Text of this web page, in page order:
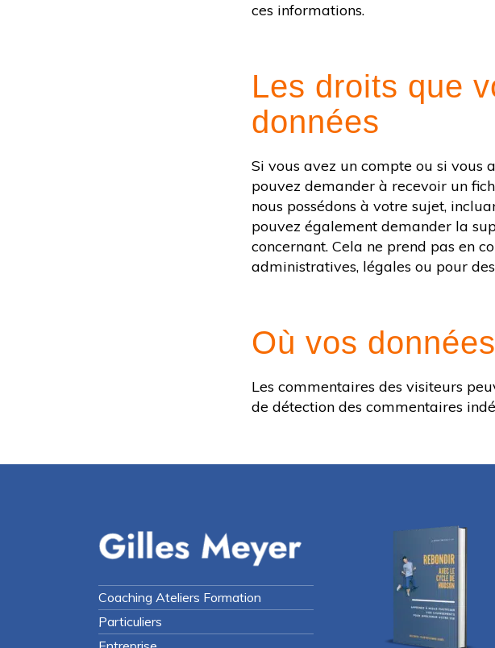
ces informations.
Les droits que
données
Si vous avez un compte ou si vous
pouvez demander à recevoir un
nous possédons à votre sujet,
pouvez également demander la
concernant. Cela ne prend pas en
administratives, légales ou pour
Où vos
Les commentaires des visiteurs
de détection des commentaires
Coaching Ateliers Formation
Particuliers